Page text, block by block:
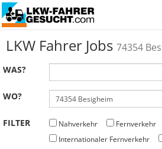
LKW Fahrer Jobs 74354
WAS?
WO?
FILTER Nahverkehr
Fernverkehr
Internationaler Fernverkehr